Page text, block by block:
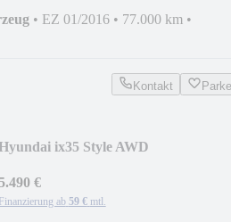
• EZ 01/2016 • 77.000 km •
Kontakt
ix35 Style AWD
€
Finanzierung ab 59 € mtl.